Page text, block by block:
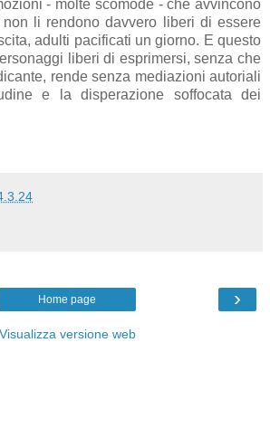
- molte scomode - che avvincono
li rendono davvero liberi di essere
adulti pacificati un giorno. E questo
liberi di esprimersi, senza che
rende senza mediazioni autoriali
e la disperazione soffocata dei
›
Home page
Visualizza versione web